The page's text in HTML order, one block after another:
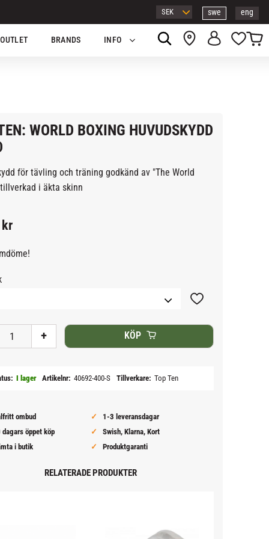
swe eng
OUTLET BRANDS INFO
WORLD BOXING HUVUDSKYDD
för tävling och träning godkänd av "The World
i äkta skinn
+ KÖP
Lägg till i favoriter
I lager Artikelnr 40692-400-S Tillverkare Top Ten
ombud
1-3 leveransdagar
dagars öppet köp
Swish, Klarna, Kort
i butik
Produktgaranti
RELATERADE PRODUKTER